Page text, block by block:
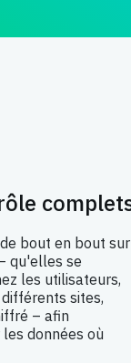
bout en bout sur
qu'elles se
les utilisateurs,
sites,
– afin
données où